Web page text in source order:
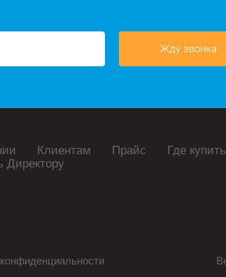
Жду звонка
Клиентам Прайс Где купить
Директору